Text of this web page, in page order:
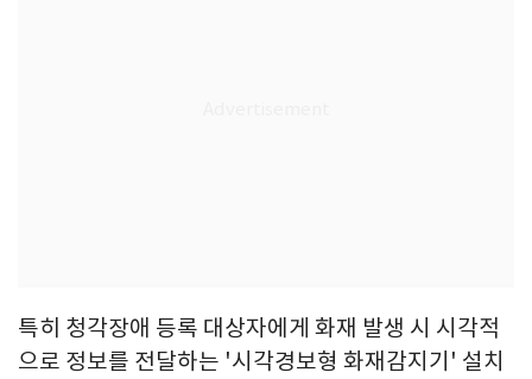
특히 청각장애 등록 대상자에게 화재 발생 시 시각적
으로 정보를 전달하는 '시각경보형 화재감지기' 설치